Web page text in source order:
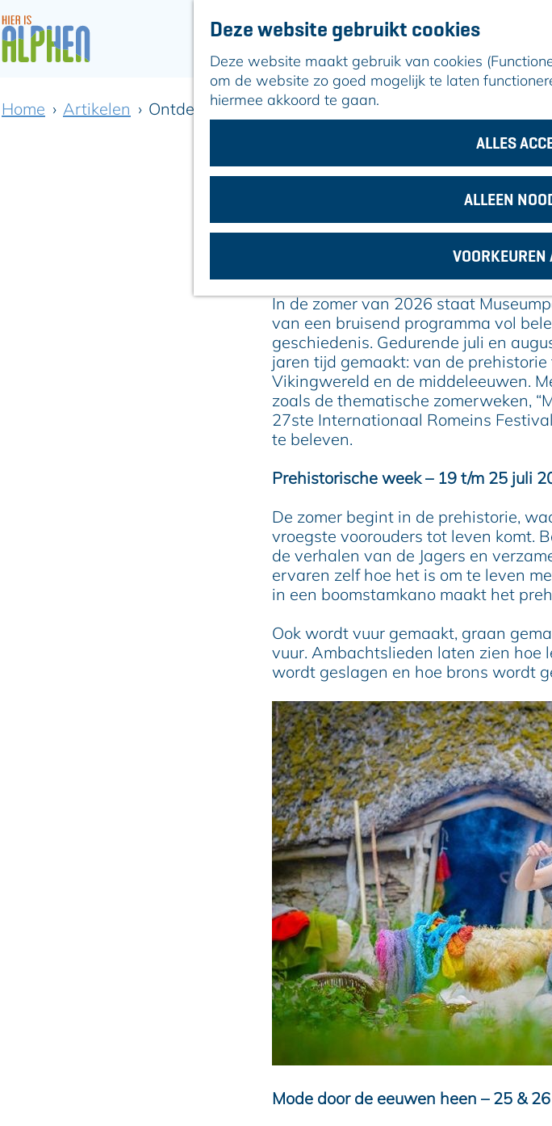
Deze website gebruikt cookies
Deze website maakt gebruik van cookies
om de website zo goed mogelijk te laten
hiermee akkoord te gaan.
ALLES
ALLEEN
VOORKEUREN
n
Home Artikelen Ontdek zomerse avonturen in Museumpark Archeon
8 juni
ONTDEK
in Museumpark
In de zomer van 2026 staat
van een bruisend programma vol
geschiedenis. Gedurende juli en
jaren tijd gemaakt: van de
Vikingwereld en de middeleeuwen.
zoals de thematische zomerweken,
27ste Internationaal Romeins
te beleven.
Prehistorische week – 19 t/m 25 juli
De zomer begint in de prehistorie,
vroegste voorouders tot leven komt.
de verhalen van de Jagers en
ervaren zelf hoe het is om te leven
in een boomstamkano maakt het
Ook wordt vuur gemaakt, graan
vuur. Ambachtslieden laten zien hoe
wordt geslagen en hoe brons wordt
Mode door de eeuwen heen – 25 &